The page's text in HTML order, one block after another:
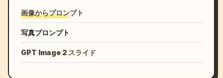
画像からプロンプト
写真プロンプト
GPT Image 2 スライド